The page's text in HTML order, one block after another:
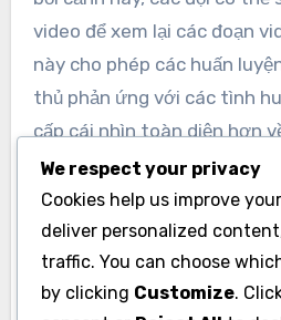
video để xem lại các đoạn
này cho phép các huấn
thủ phản ứng với các tình
cấp cái nhìn toàn diện hơn
của họ trong các trận đấu.
We respect your privacy
Cookies help us improve
deliver personalized
traffic. You can choose
by clicking Customize.